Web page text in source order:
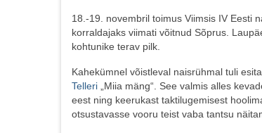
18.-19. novembril toimus Viimsis IV Eesti
korraldajaks viimati võitnud Sõprus.
kohtunike terav pilk.
Kahekümnel võistleval naisrühmal tuli
Telleri „Miia mäng“. See valmis alles
eest ning keerukast taktilugemisest
otsustavasse vooru teist vaba tantsu